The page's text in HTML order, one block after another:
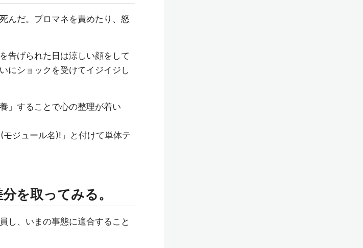
んだ。プロマネを責めたり、怒
告げられた日は涼しい顔をして
にショックを受けてイジイジし
」することで心の整理が着い
ジュール名)!」と付けて単体テ
を取ってみる。
し、いまの事態に適合すること